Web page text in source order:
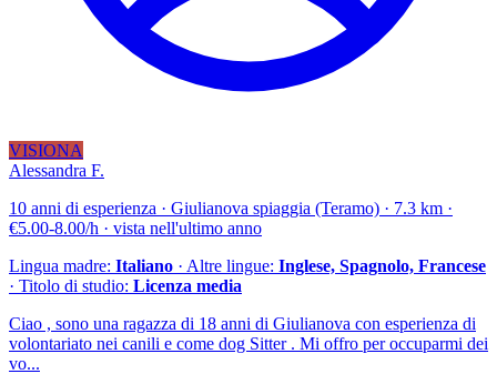
VISIONA
Alessandra F.
10 anni di esperienza · Giulianova spiaggia (Teramo) · 7.3 km ·
€5.00-8.00/h · vista nell'ultimo anno
Lingua madre: Italiano · Altre lingue: Inglese, Spagnolo, Francese
· Titolo di studio: Licenza media
Ciao , sono una ragazza di 18 anni di Giulianova con esperienza di
volontariato nei canili e come dog Sitter . Mi offro per occuparmi dei
vo...